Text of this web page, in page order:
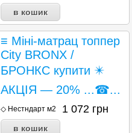
≡ Міні-матрац топпер
City BRONX /
БРОНКС купити ✴️
АКЦІЯ — 20% ...☎...
◇ Нестндарт м2 1 072 грн